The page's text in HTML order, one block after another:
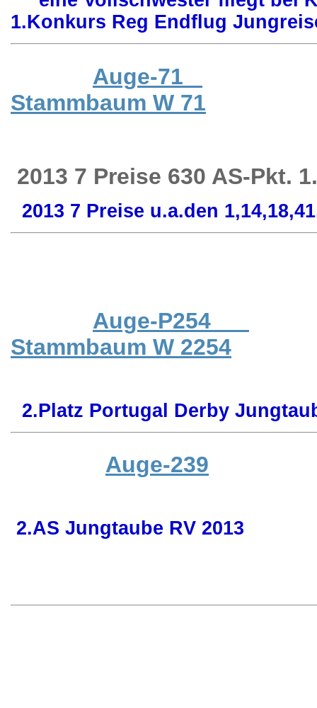
1.Konkurs Reg Endflug
Auge-71
Stammbaum W 71
2013 7 Preise 630 AS-Pkt.
2013 7 Preise u.a.den
Auge-P254
Stammbaum W 2254
2.Platz Portugal Derby
Auge-239
2.AS Jungtaube RV 2013